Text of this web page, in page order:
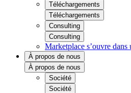
Téléchargements
Téléchargements
Consulting
Consulting
Marketplace s’ouvre
À propos de nous
À propos de nous
Société
Société